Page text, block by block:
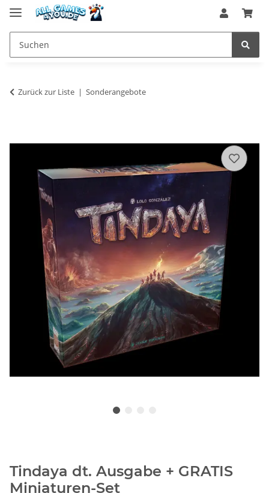
Zurück zur Liste Sonderangebote
Tindaya dt. Ausgabe + GRATIS
Miniaturen-Set